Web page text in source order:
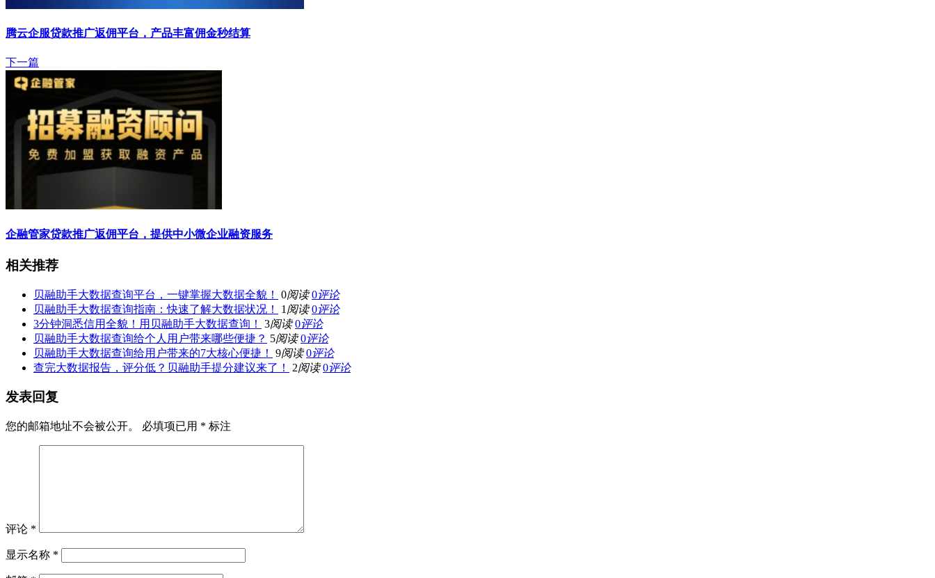
腾云企服贷款推广返佣平台，产品丰富佣金秒结算
下一篇
企融管家贷款推广返佣平台，提供中小微企业融资服务
相关推荐
贝融助手大数据查询平台，一键掌握大数据全貌！ 0阅读 0评论
贝融助手大数据查询指南：快速了解大数据状况！
1 阅读 0评论
3分钟洞悉信用全貌！用贝融助手大数据查询！
3阅读 0评论
贝融助手大数据查询给个人用户带来哪些便捷？ 5阅读 0评论
贝融助手大数据查询给用户带来的7大核心便捷！
9阅读 0评论
查完大数据报告，评分低？贝融助手提分建议来了！
2阅读 0评论
发表回复
您的邮箱地址不会被公开。 必填项已用 * 标注
评论 *
显示名称 *